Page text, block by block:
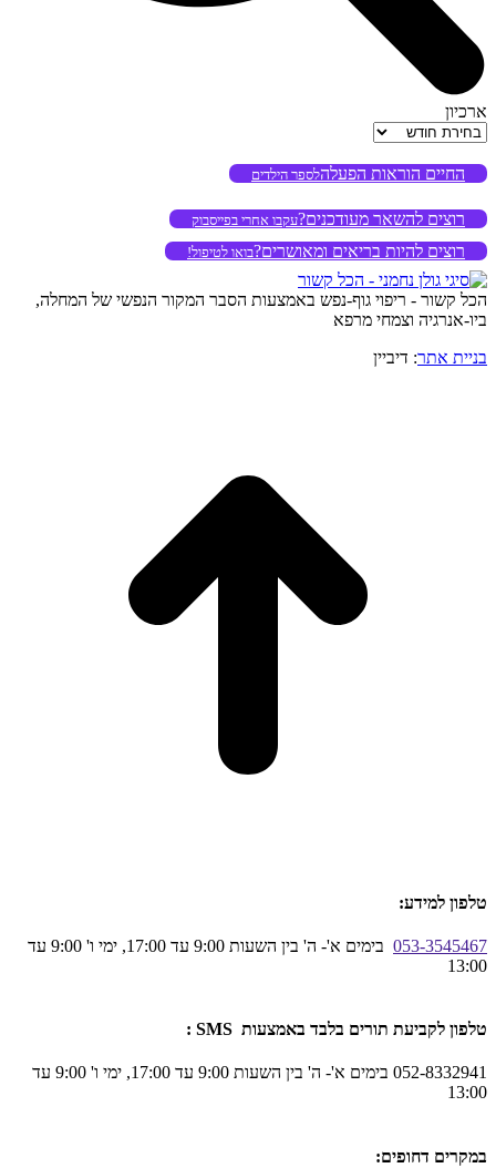
ארכיון
ארכיון
החיים הוראות הפעלהלספר הילדים
רוצים להשאר מעודכנים?עקבו אחרי בפייסבוק
רוצים להיות בריאים ומאושרים?בואו לטיפול!
הכל קשור - ריפוי גוף-נפש באמצעות הסבר המקור הנפשי של המחלה,
ביו-אנרגיה וצמחי מרפא
בניית אתר: דיביין
טלפון למידע:
053-3545467
בימים א'- ה' בין השעות 9:00 עד 17:00, ימי ו' 9:00 עד
13:00
טלפון לקביעת תורים בלבד באמצעות SMS :
052-8332941 בימים א'- ה' בין השעות 9:00 עד 17:00, ימי ו' 9:00 עד
13:00
במקרים דחופים: